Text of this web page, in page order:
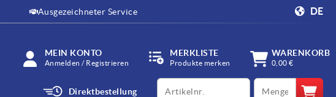
Ausgezeichneter Service DE
MEIN KONTO
Anmelden / Registrieren
MERKLISTE
Produkte merken
WARENKORB
0,00 €
Direktbestellung
productCode qty